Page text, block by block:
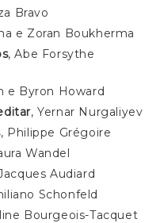
Bravo
e Zoran Boukherma
, Abe Forsythe
e Byron Howard
, Yernar Nurgaliyev
, Philippe Grégoire
Wandel
Audiard
Schonfeld
Bourgeois-Tacquet